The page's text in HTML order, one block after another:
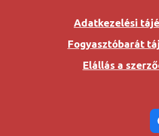
Adatkezelési
Fogyasztóbarát
Elállás a